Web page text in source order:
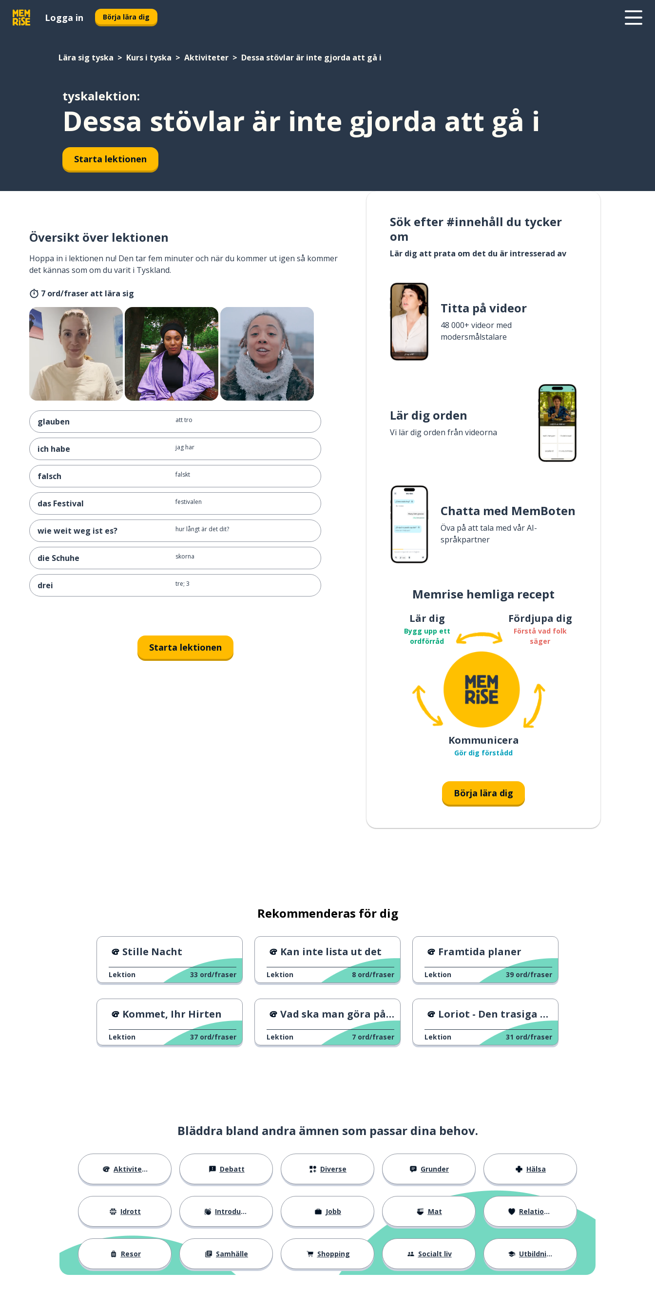
Logga in Börja lära dig
Lära sig tyska Kurs i tyska Aktiviteter Dessa stövlar är inte gjorda att gå i
tyskalektion:
Dessa stövlar är inte gjorda att gå i
Starta lektionen
Översikt över lektionen
Hoppa in i lektionen nu! Den tar fem minuter och när du kommer ut igen så kommer
det kännas som om du varit i Tyskland.
7 ord/fraser att lära sig
glauben att tro
ich habe jag har
falsch falskt
das Festival festivalen
wie weit weg ist es? hur långt är det dit?
die Schuhe skorna
drei tre; 3
Starta lektionen
Sök efter #innehåll du tycker
om
Lär dig att prata om det du är intresserad av
Titta på videor
48 000+ videor med
modersmålstalare
Lär dig orden
Vi lär dig orden från videorna
Chatta med MemBoten
Öva på att tala med vår AI-
språkpartner
Memrise hemliga recept
Lär dig
Bygg upp ett
ordförråd
Fördjupa dig
Förstå vad folk
säger
Kommunicera
Gör dig förstådd
Börja lära dig
Rekommenderas för dig
Stille Nacht
Lektion 33 ord/fraser
Kan inte lista ut det
Lektion 8 ord/fraser
Framtida planer
Lektion 39 ord/fraser
Kommet, Ihr Hirten
Lektion 37 ord/fraser
Vad ska man göra på en söndag?
Lektion 7 ord/fraser
Loriot - Den trasiga TV:n
Lektion 31 ord/fraser
Bläddra bland andra ämnen som passar dina behov.
Aktiviteter Debatt Diverse Grunder Hälsa
Idrott Introduktion Jobb Mat Relationer
Resor Samhälle Shopping Socialt liv Utbildning